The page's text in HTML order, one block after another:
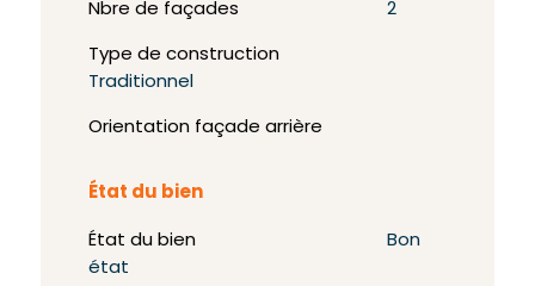
Nbre de façades 2
Type de construction
Traditionnel
Orientation façade arrière
État du bien
État du bien
Bon
état